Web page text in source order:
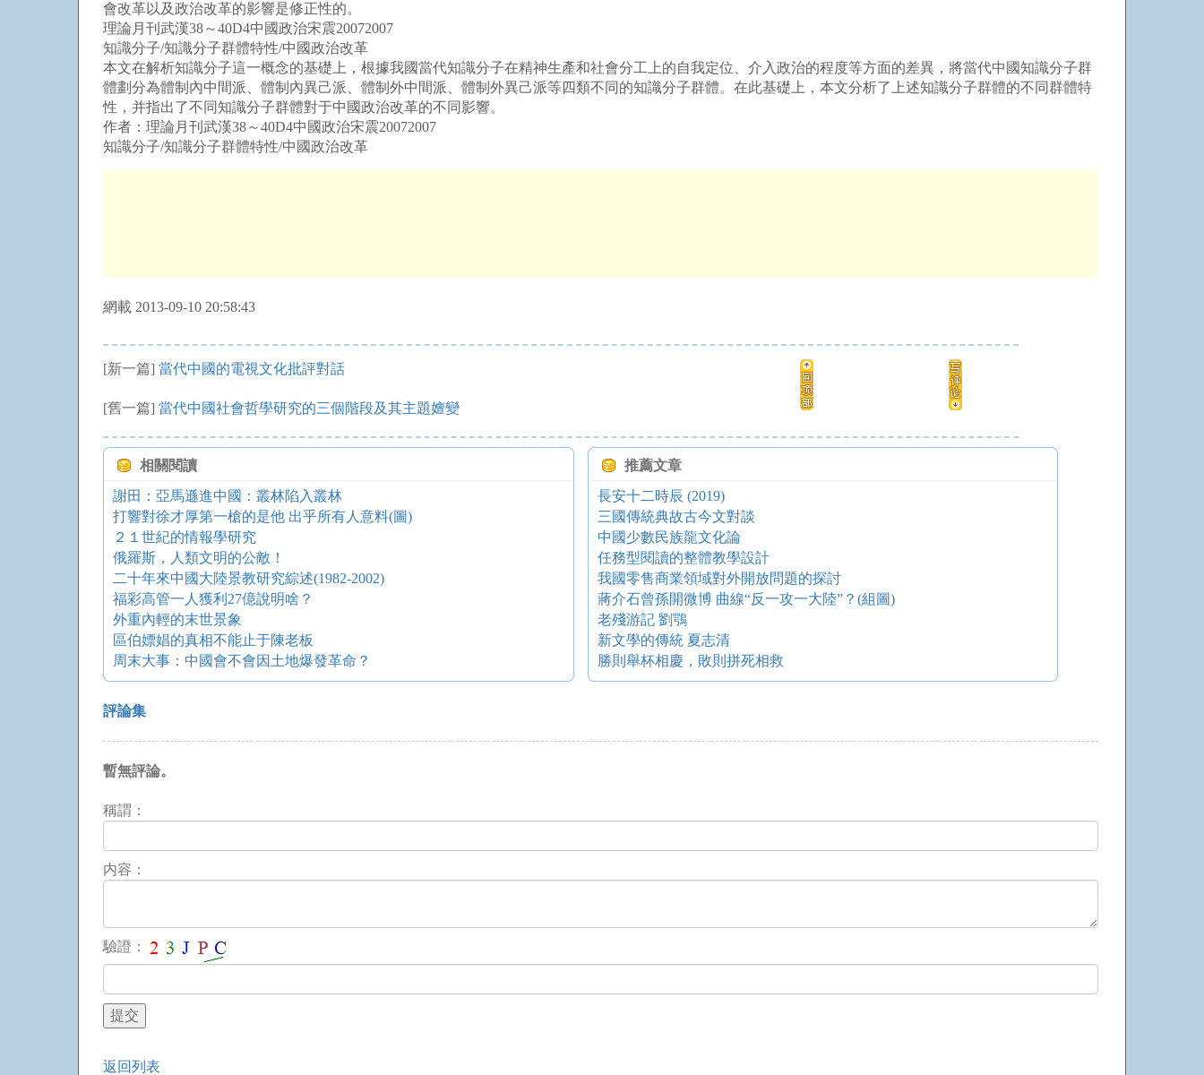
會改革以及政治改革的影響是修正性的。
理論月刊武漢38～40D4中國政治宋震20072007
知識分子/知識分子群體特性/中國政治改革
本文在解析知識分子這一概念的基礎上，根據我國當代知識分子在精神生產和社會分工上的自我定位、介入政治的程度等方面的差異，將當代中國知識分子群
體劃分為體制內中間派、體制內異己派、體制外中間派、體制外異己派等四類不同的知識分子群體。在此基礎上，本文分析了上述知識分子群體的不同群體特
性，并指出了不同知識分子群體對于中國政治改革的不同影響。
作者：理論月刊武漢38～40D4中國政治宋震20072007
知識分子/知識分子群體特性/中國政治改革
網載 2013-09-10 20:58:43
[新一篇] 當代中國的電視文化批評對話
[舊一篇] 當代中國社會哲學研究的三個階段及其主題嬗變
相關閱讀
謝田：亞馬遜進中國：叢林陷入叢林
打響對徐才厚第一槍的是他 出乎所有人意料(圖)
２１世紀的情報學研究
俄羅斯，人類文明的公敵！
二十年來中國大陸景教研究綜述(1982-2002)
福彩高管一人獲利27億說明啥？
外重內輕的末世景象
區伯嫖娼的真相不能止于陳老板
周末大事：中國會不會因土地爆發革命？
推薦文章
長安十二時辰 (2019)
三國傳統典故古今文對談
中國少數民族龍文化論
任務型閱讀的整體教學設計
我國零售商業領域對外開放問題的探討
蔣介石曾孫開微博 曲線“反一攻一大陸”？(組圖)
老殘游記 劉鶚
新文學的傳統 夏志清
勝則舉杯相慶，敗則拼死相救
評論集
暫無評論。
稱謂：
内容：
驗證：
返回列表